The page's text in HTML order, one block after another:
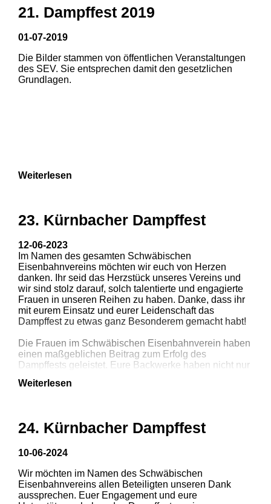
1 2 3
1 2 3
4
1 2 3
21. Dampffest 2019
01-07-2019
Die Bilder stammen von öffentlichen Veranstaltungen
des SEV. Sie entsprechen damit den gesetzlichen
Grundlagen.
Weiterlesen
23. Kürnbacher Dampffest
12-06-2023
Im Namen des gesamten Schwäbischen
Eisenbahnvereins möchten wir euch von Herzen
danken. Ihr seid das Herzstück unseres Vereins und
wir sind stolz darauf, solch talentierte und engagierte
Frauen in unseren Reihen zu haben. Danke, dass ihr
mit eurem Einsatz und eurer Leidenschaft das
Dampffest zu etwas ganz Besonderem gemacht habt!
Die Frauen im Schwäbischen Eisenbahnverein haben
einen maßgeblichen Beitrag zum Erfolg des
Dampffests geleistet. Eure Backwerke haben nicht nur
dass unsere Veranstaltung zu einem unvergesslichen
Mitgliedern bedanken, die zu diesem unvergesslichen
Erfolg! Mit zahlreichen beeindruckenden Fahrzeugen
Leidenschaft und Freude.
Wir sind überwältigt von der positiven Resonanz und
Weiterlesen
24. Kürnbacher Dampffest
10-06-2024
Wir möchten im Namen des Schwäbischen
Eisenbahnvereins allen Beteiligten unseren Dank
aussprechen. Euer Engagement und eure